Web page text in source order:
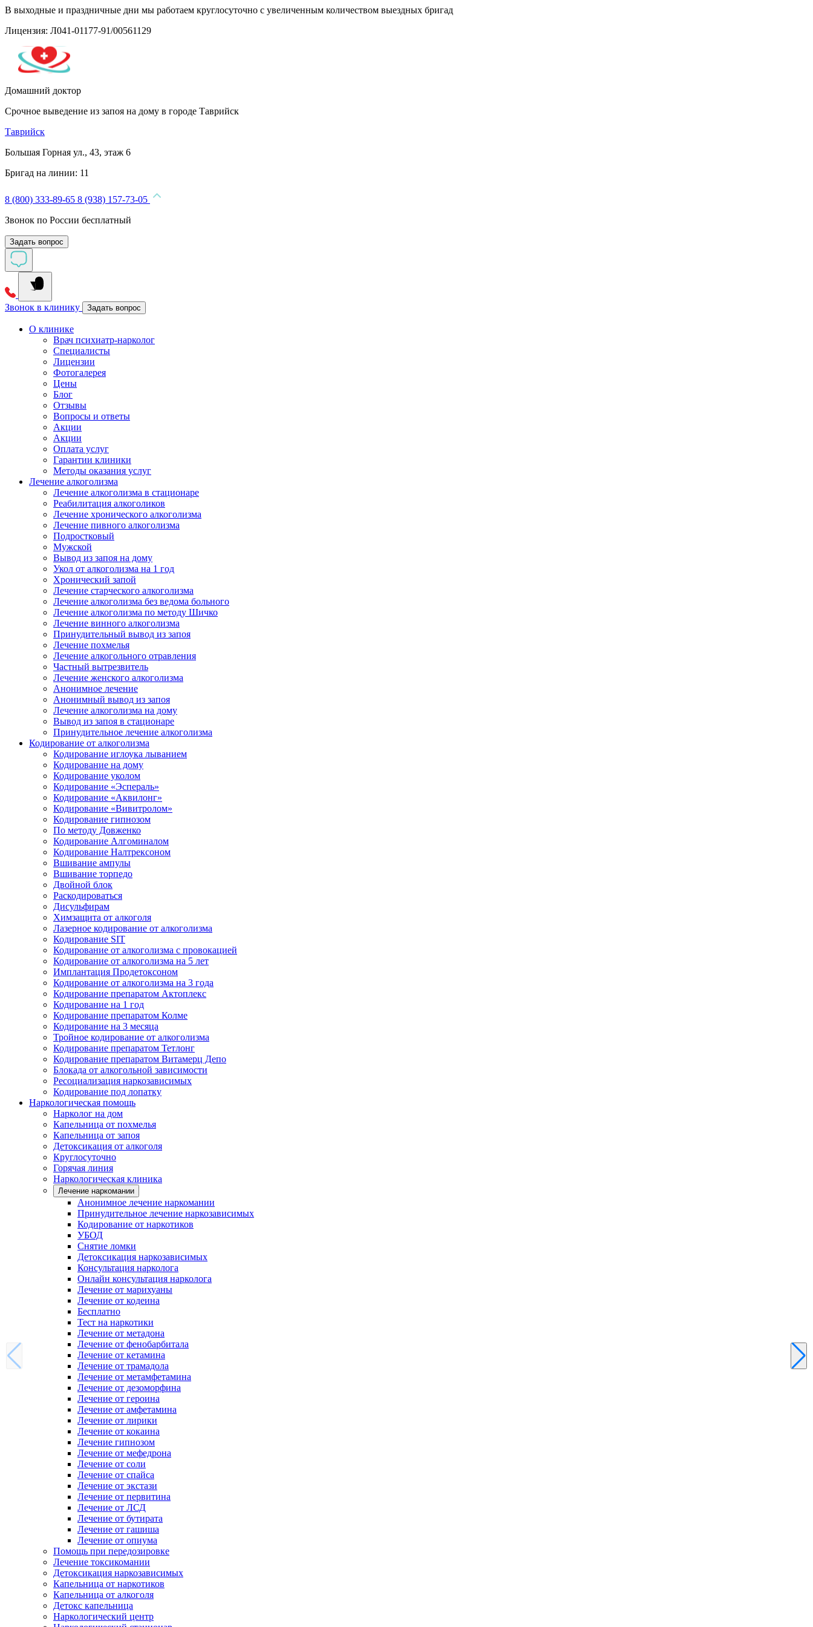
В выходные и праздничные дни мы работаем круглосуточно с увеличенным количеством выездных бригад
Лицензия: Л041-01177-91/00561129
Домашний доктор
Срочное выведение из запоя на дому в городе Таврийск
Таврийск
Большая Горная ул., 43, этаж 6
Бригад на линии: 11
8 (800) 333-89-65 8 (938) 157-73-05
Звонок по России бесплатный
Задать вопрос
Звонок в клинику Задать вопрос
О клинике
Врач психиатр-нарколог
Специалисты
Лицензии
Фотогалерея
Цены
Блог
Отзывы
Вопросы и ответы
Акции
Акции
Оплата услуг
Гарантии клиники
Методы оказания услуг
Лечение алкоголизма
Лечение алкоголизма в стационаре
Реабилитация алкоголиков
Лечение хронического алкоголизма
Лечение пивного алкоголизма
Подростковый
Мужской
Вывод из запоя на дому
Укол от алкоголизма на 1 год
Хронический запой
Лечение старческого алкоголизма
Лечение алкоголизма без ведома больного
Лечение алкоголизма по методу Шичко
Лечение винного алкоголизма
Принудительный вывод из запоя
Лечение похмелья
Лечение алкогольного отравления
Частный вытрезвитель
Лечение женского алкоголизма
Анонимное лечение
Анонимный вывод из запоя
Лечение алкоголизма на дому
Вывод из запоя в стационаре
Принудительное лечение алкоголизма
Кодирование от алкоголизма
Кодирование иглоука лыванием
Кодирование на дому
Кодирование уколом
Кодирование «Эспераль»
Кодирование «Аквилонг»
Кодирование «Вивитролом»
Кодирование гипнозом
По методу Довженко
Кодирование Алгоминалом
Кодирование Налтрексоном
Вшивание ампулы
Вшивание торпедо
Двойной блок
Раскодироваться
Дисульфирам
Химзащита от алкоголя
Лазерное кодирование от алкоголизма
Кодирование SIT
Кодирование от алкоголизма с провокацией
Кодирование от алкоголизма на 5 лет
Имплантация Продетоксоном
Кодирование от алкоголизма на 3 года
Кодирование препаратом Актоплекс
Кодирование на 1 год
Кодирование препаратом Колме
Кодирование на 3 месяца
Тройное кодирование от алкоголизма
Кодирование препаратом Тетлонг
Кодирование препаратом Витамерц Депо
Блокада от алкогольной зависимости
Ресоциализация наркозависимых
Кодирование под лопатку
Наркологическая помощь
Нарколог на дом
Капельница от похмелья
Капельница от запоя
Детоксикация от алкоголя
Круглосуточно
Горячая линия
Наркологическая клиника
Лечение наркомании
Анонимное лечение наркомании
Принудительное лечение наркозависимых
Кодирование от наркотиков
УБОД
Снятие ломки
Детоксикация наркозависимых
Консультация нарколога
Онлайн консультация нарколога
Лечение от марихуаны
Лечение от кодеина
Бесплатно
Тест на наркотики
Лечение от метадона
Лечение от фенобарбитала
Лечение от кетамина
Лечение от трамадола
Лечение от метамфетамина
Лечение от дезоморфина
Лечение от героина
Лечение от амфетамина
Лечение от лирики
Лечение от кокаина
Лечение гипнозом
Лечение от мефедрона
Лечение от соли
Лечение от спайса
Лечение от экстази
Лечение от первитина
Лечение от ЛСД
Лечение от бутирата
Лечение от гашиша
Лечение от опиума
Помощь при передозировке
Лечение токсикомании
Детоксикация наркозависимых
Капельница от наркотиков
Капельница от алкоголя
Детокс капельница
Наркологический центр